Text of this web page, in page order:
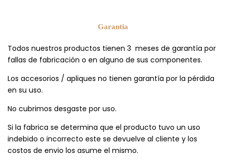
Garantia
Todos nuestros productos tienen 3 meses de garantía por
fallas de fabricación o en alguno de sus componentes.
Los accesorios / apliques no tienen garantía por la pérdida
en su uso.
No cubrimos desgaste por uso.
Si la fabrica se determina que el producto tuvo un uso
indebido o incorrecto este se devuelve al cliente y los
costos de envio los asume el mismo.